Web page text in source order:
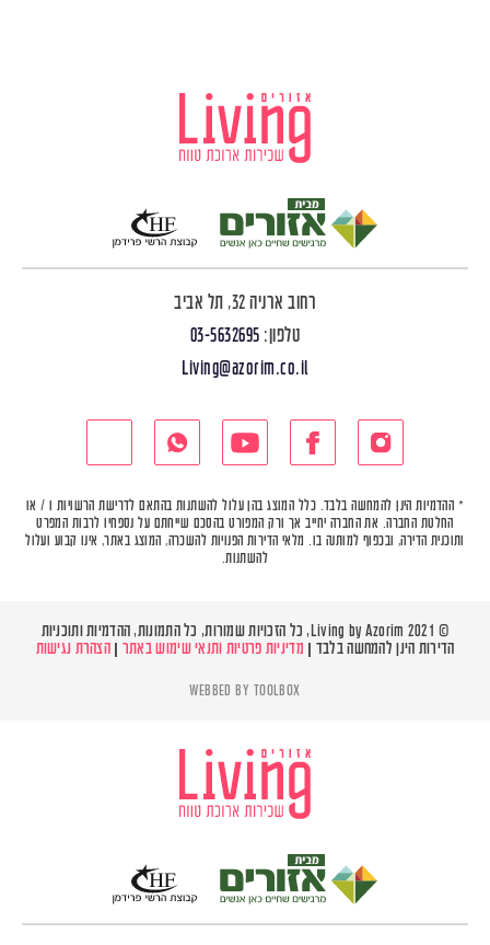
רחוב ארניה 32, תל אביב
טלפון: 03-5632695
Living@azorim.co.il
* ההדמיות הינן להמחשה בלבד. כלל המוצג בהן עלול להשתנות בהתאם לדרישת הרשויות ו / או
החלטת החברה. את החברה יחייב אך ורק המפורט בהסכם שייחתם על נספחיו לרבות המפרט
ותוכנית הדירה, ובכפוף למותנה בו. מלאי הדירות הפנויות להשכרה, המוצג באתר, אינו קבוע ועלול
להשתנות.
© Living by Azorim 2021, כל הזכויות שמורות, כל התמונות, ההדמיות ותוכניות
הדירות הינן להמחשה בלבד |
מדיניות פרטיות ותנאי שימוש באתר הצהרת נגישות
WEBBED BY TOOLBOX